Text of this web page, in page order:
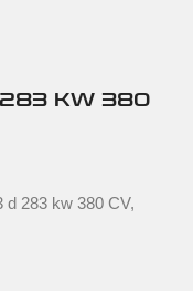
283 KW 380
d 283 kw 380 CV,